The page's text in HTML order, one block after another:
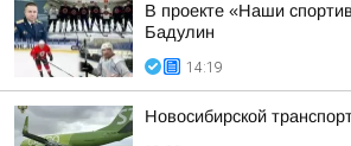
В проекте «Наши
Бадулин
14:19
Новосибирской